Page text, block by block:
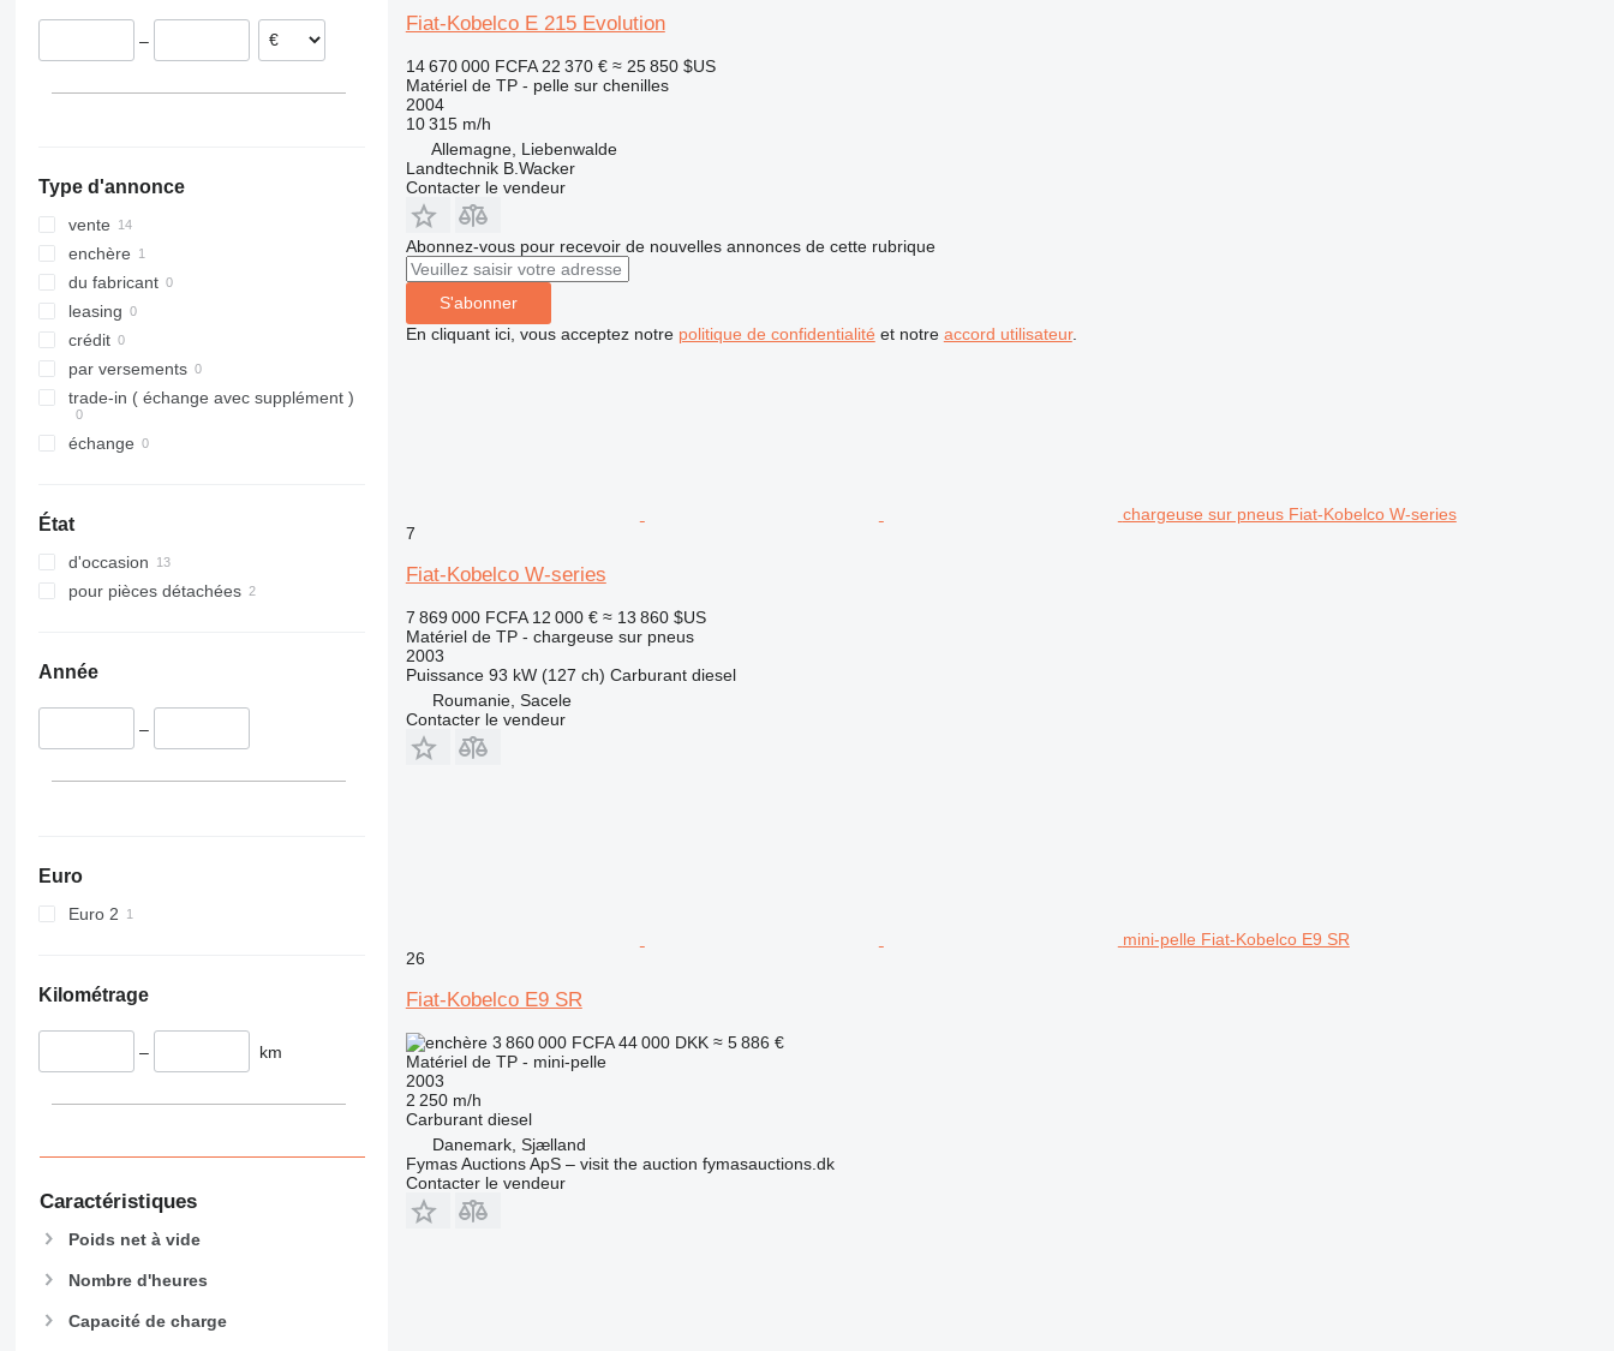
312
318
319
320
321
322
323
324
325
329
345
349
374
390
430
444
589
914
918
926
928
427
8008
8018
8025
8026
8030
8035
CT
JS
NXT
Vibromax
3246
Liftlux
Pecolift
R-series
Toucan
SD
XR Italie
République tchèque
–
Type d'annonce
vente
enchère
du fabricant
leasing
crédit
par versements
trade-in ( échange avec supplément )
échange
État
d'occasion
pour pièces détachées
Année
–
Euro
Euro 2
Kilométrage
– km
Caractéristiques
Poids net à vide
Nombre d'heures
Capacité de charge
Fiat-Kobelco E 215 Evolution
14 670 000 FCFA 22 370 € ≈ 25 850 $US
Matériel de TP - pelle sur chenilles
2004
10 315 m/h
Allemagne, Liebenwalde
Landtechnik B.Wacker
Contacter le vendeur
Abonnez-vous pour recevoir de nouvelles annonces de cette rubrique
S'abonner
En cliquant ici, vous acceptez notre politique de confidentialité et notre accord utilisateur.
chargeuse sur pneus Fiat-Kobelco W-series
7
Fiat-Kobelco W-series
7 869 000 FCFA 12 000 € ≈ 13 860 $US
Matériel de TP - chargeuse sur pneus
2003
Puissance 93 kW (127 ch) Carburant diesel
Roumanie, Sacele
Contacter le vendeur
mini-pelle Fiat-Kobelco E9 SR
26
Fiat-Kobelco E9 SR
3 860 000 FCFA44 000 DKK ≈ 5 886 €
Matériel de TP - mini-pelle
2003
2 250 m/h
Carburant diesel
Danemark, Sjælland
Fymas Auctions ApS – visit the auction fymasauctions.dk
Contacter le vendeur